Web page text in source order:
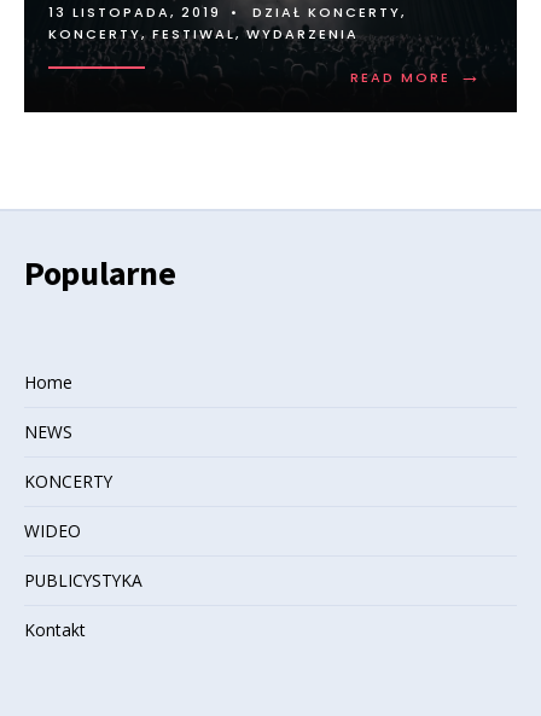
13 LISTOPADA, 2019 • DZIAŁ KONCERTY,
KONCERTY, FESTIWAL, WYDARZENIA
READ MORE →
Popularne
Home
NEWS
KONCERTY
WIDEO
PUBLICYSTYKA
Kontakt